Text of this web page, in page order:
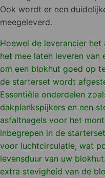
Ook wordt er een
meegeleverd.
Hoewel de leverancier
het mee laten leveren
om een blokhut goed op
de starterset wordt
Essentiële onderdelen
dakplankspijkers en een
asfaltnagels voor het
inbegrepen in de
voor luchtcirculatie, wat
levensduur van uw
extra stevigheid van de